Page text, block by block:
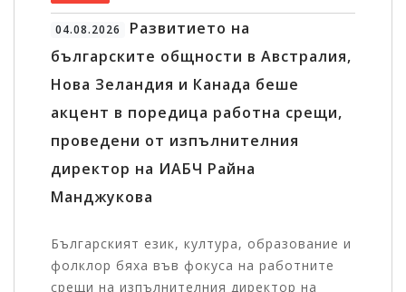
04.08.2026
Развитието на
българските общности в Австралия,
Нова Зеландия и Канада беше
акцент в поредица работна срещи,
проведени от изпълнителния
директор на ИАБЧ Райна
Манджукова
Българският език, култура, образование и
фолклор бяха във фокуса на работните
срещи на изпълнителния директор на